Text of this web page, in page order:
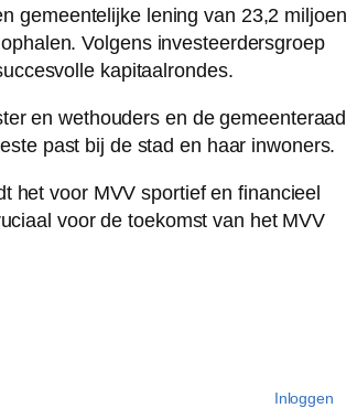
gemeentelijke lening van 23,2 miljoen
Volgens investeerdersgroep
kapitaalrondes.
en wethouders en de gemeenteraad
past bij de stad en haar inwoners.
het voor MVV sportief en financieel
voor de toekomst van het MVV
Inloggen